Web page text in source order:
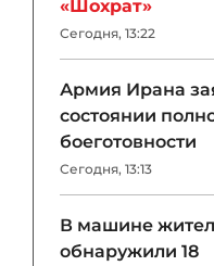
«Шохрат»
Сегодня, 13:22
Армия Ирана
состоянии
боеготовности
Сегодня, 13:13
В машине
обнаружили 18